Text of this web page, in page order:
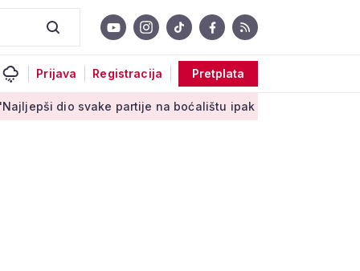
Prijava Registracija Pretplata
partije na boćalištu ipak su zajednički trenuci'